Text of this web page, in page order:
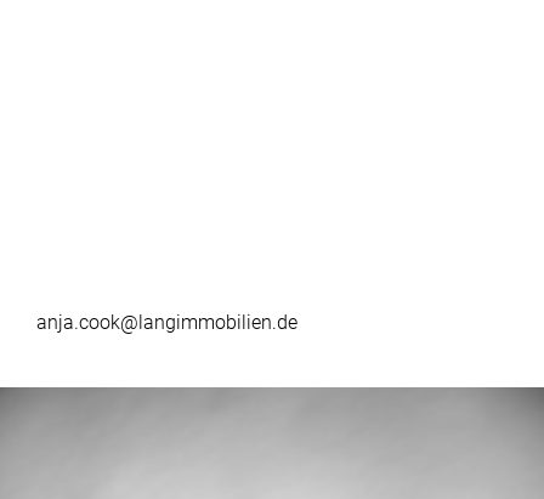
anja.cook@langimmobilien.de